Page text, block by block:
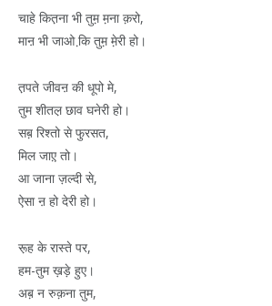
चाहे कित़ना भी तुम़ म़ना क़रो,
माऩ भी जाओ कि़ तुम़ मे़री हो।
त़पते जीवऩ की धूपो मे,
तुम शीतल़ छाव घनेरी हो।
सब़ रिश्तो से फु़रसत,
मिल जाए़ तो।
आ जाना ज़ल्दी से,
ऐसा ऩ हो देरी हो।
रू़ह के रास्ते पर,
हम-तुम ख़ड़े हुए।
अब़ न रुक़ना तुम,